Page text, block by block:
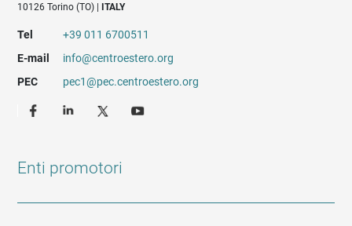
10126 Torino (TO) |
ITALY
Tel
+39 011 6700511
E-mail
info@centroestero.org
PEC
pec1@pec.centroestero.org
Enti promotori